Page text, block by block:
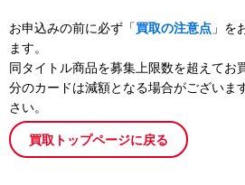
お申込みの前に必ず「買取の注意点 」を
ます。
同タイトル商品を募集上限数を超えてお
分のカードは減額となる場合がございま
さい。
買取トップページに戻る